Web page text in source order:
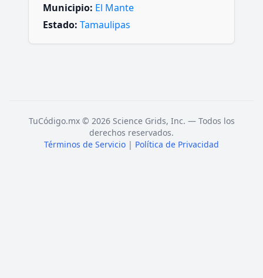
Municipio: El Mante
Estado: Tamaulipas
TuCódigo.mx © 2026 Science Grids, Inc. — Todos los
derechos reservados.
Términos de Servicio | Política de Privacidad